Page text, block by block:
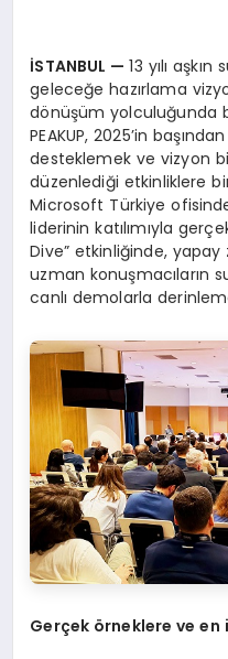
İSTANBUL —13 yılı
geleceğe hazırlama
dönüşüm yolculuğunda
PEAKUP, 2025’in
desteklemek ve vizyon
düzenlediği etkinliklere
Microsoft Türkiye
liderinin katılımıyla
Dive” etkinliğinde, yapay
uzman konuşmacıların
canlı demolarla
Gerçek örneklere ve en